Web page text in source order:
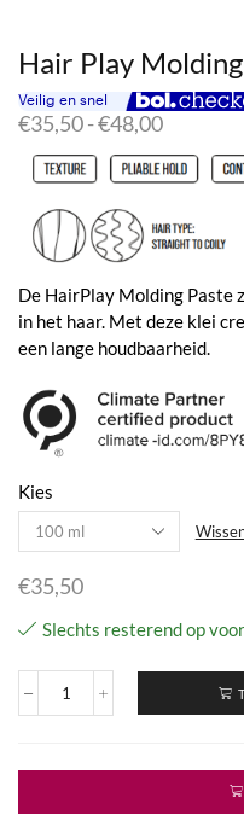
Hair Play
€35,50-€48,00
tot
De HairPlay Molding
in het haar. Met deze klei
een lange houdbaarheid.
Kies
€35,50
Slechts resterend op
Hair
Paste